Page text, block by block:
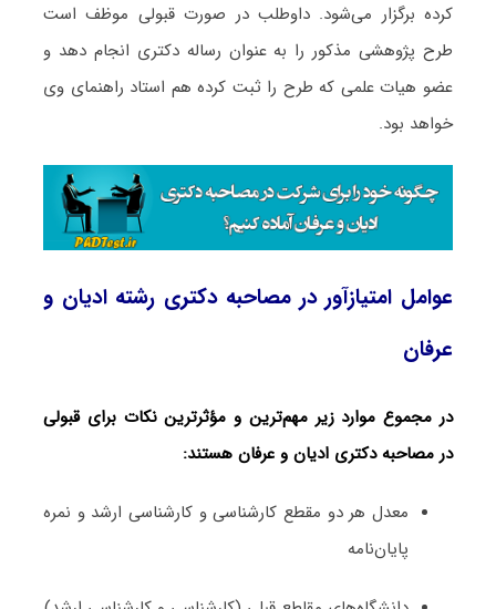
کرده برگزار می‌شود. داوطلب در صورت قبولی موظف است
طرح پژوهشی مذکور را به عنوان رساله دکتری انجام دهد و
عضو هیات علمی که طرح را ثبت کرده هم استاد راهنمای وی
خواهد بود.
عوامل امتیازآور در مصاحبه دکتری رشته ادیان و
عرفان
در مجموع موارد زیر مهم‌ترین و مؤثرترین نکات برای قبولی
در مصاحبه دکتری ادیان و عرفان هستند:
معدل هر دو مقطع کارشناسی و کارشناسی ارشد و نمره
پایان‌نامه